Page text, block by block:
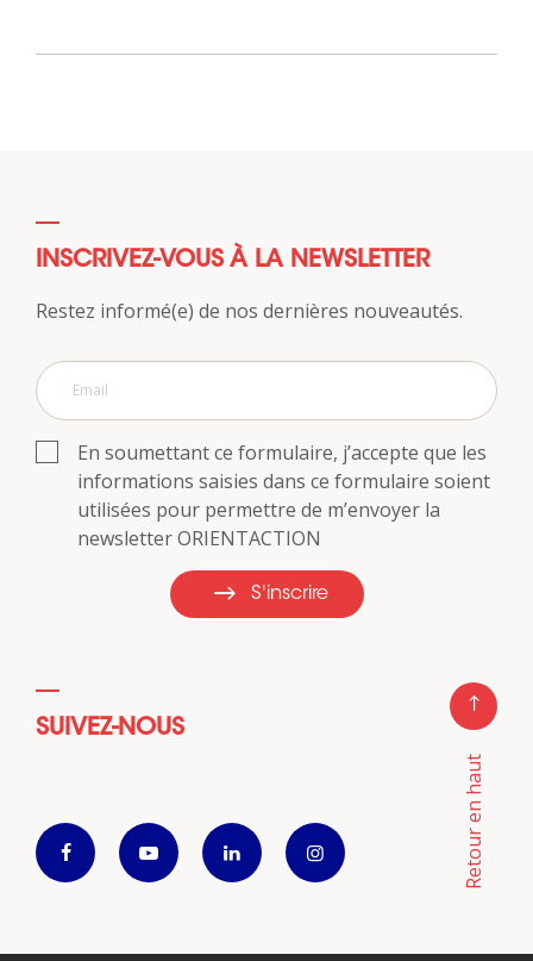
INSCRIVEZ-VOUS À LA NEWSLETTER
Restez informé(e) de nos dernières nouveautés.
En soumettant ce formulaire, j’accepte que les
informations saisies dans ce formulaire soient
utilisées pour permettre de m’envoyer la
newsletter ORIENTACTION
S'inscrire
SUIVEZ-NOUS
Retour en haut